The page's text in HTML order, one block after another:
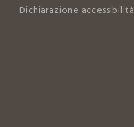
Dichiarazione accessibilità